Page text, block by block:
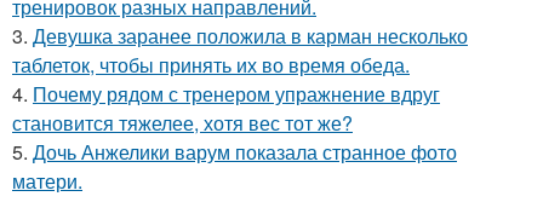
тренировок разных направлений.
3. Девушка заранее положила в карман несколько
таблеток, чтобы принять их во время обеда.
4. Почему рядом с тренером упражнение вдруг
становится тяжелее, хотя вес тот же?
5. Дочь Анжелики варум показала странное фото
матери.